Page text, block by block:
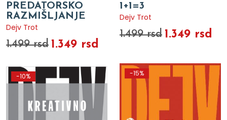
PREDATORSKO
RAZMIŠLJANJE
Dejv Trot
1.499 rsd 1.349 rsd
1+1=3
Dejv Trot
1.499 rsd 1.349 rsd
-10% -15%